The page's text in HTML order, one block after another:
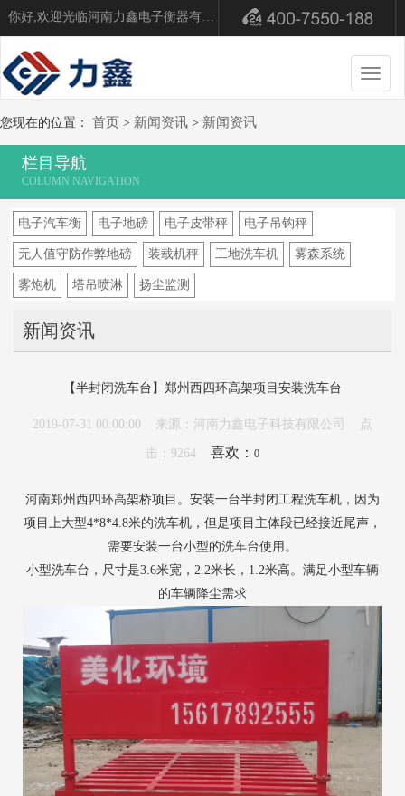
你好,欢迎光临河南力鑫电子衡器有限公司！
切
换
您现在的位置： 首页 > 新闻资讯 > 新闻资讯
栏目导航
电子汽车衡 电子地磅 电子皮带秤 电子吊钩秤
无人值守防作弊地磅 装载机秤 工地洗车机 雾森系统
雾炮机 塔吊喷淋 扬尘监测
新闻资讯
【半封闭洗车台】郑州西四环高架项目安装洗车台
2019-07-31 00:00:00 来源：河南力鑫电子科技有限公司 点
击：9264 喜欢： 0
河南郑州西四环高架桥项目。安装一台半封闭工程洗车机，因为
项目上大型4*8*4.8米的洗车机，但是项目主体段已经接近尾声，
需要安装一台小型的洗车台使用。
小型洗车台，尺寸是3.6米宽，2.2米长，1.2米高。满足小型车辆
的车辆降尘需求